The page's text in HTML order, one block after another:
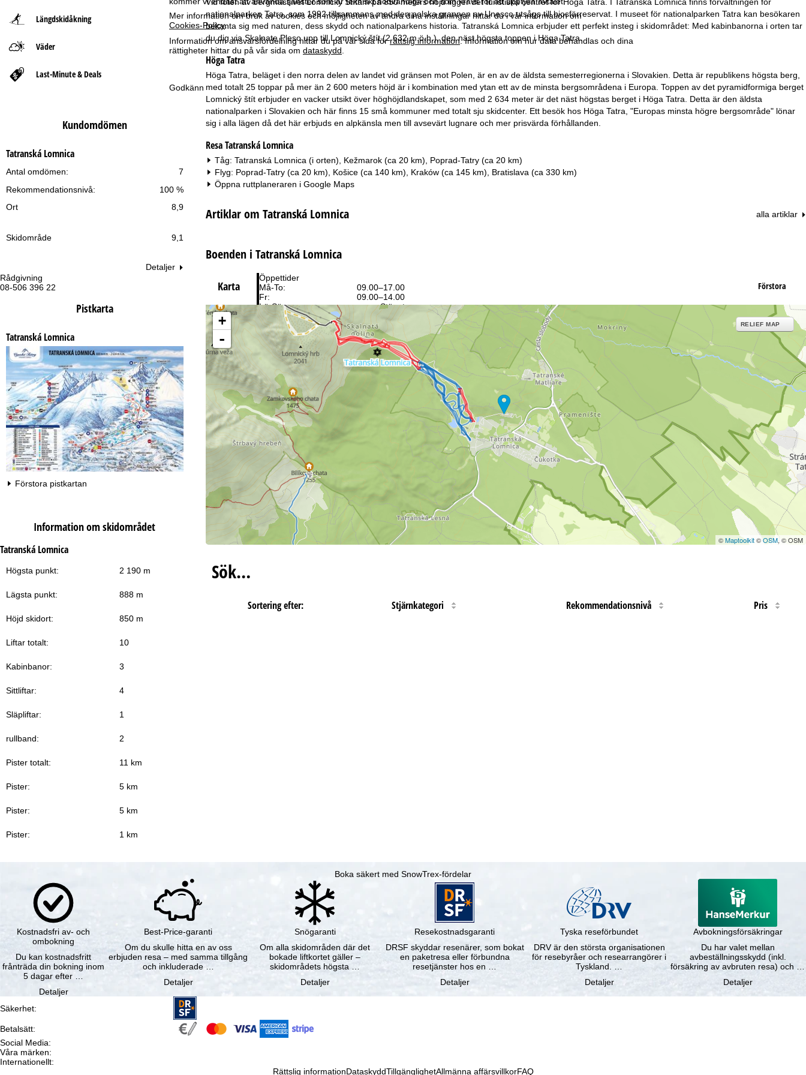
Mer information om bruk av cookies och möjligheten av ändra dina inställningar hittar du i vår information om
Cookies-Policy.
Information om ansvarsfördelning hittar du på vår sida förrättslig information. Information om hur data behandlas och dina
rättigheter hittar du på vår sida om dataskydd
Godkänn
Rådgivning
08-506 396 22
Öppettider
Må-To:
09.00–17.00
Fr:
09.00–14.00
Lö-Sö:
Stängt
Till kontaktsidan
Rådgivning
Längdskidåkning
Väder
Last-Minute & Deals
Kundomdömen
Tatranská Lomnica
7
Antal omdömen:
100 %
Rekommendationsnivå:
Ort
8,9
Skidområde 9,1
Detaljer
Pistkarta
Tatranská Lomnica
Förstora pistkartan
Information om skidområdet
Tatranská Lomnica
Högsta punkt: 2 190 m
Lägsta punkt: 888 m
Höjd skidort: 850 m
Liftar totalt: 10
Kabinbanor: 3
Sittliftar: 4
Släpliftar: 1
rullband: 2
Pister totalt: 11 km
Pister: 5 km
Pister: 5 km
Pister: 1 km
t
s
i
d
a
nationalparken Tatra, som 1992 tillsammans med den polska grannen av Unesco utsågs till biosfärreservat. I museet för nationalparken Tatra kan besökaren
bekanta sig med naturen, dess skydd och nationalparkens historia. Tatranská Lomnica erbjuder ett perfekt insteg i skidområdet: Med kabinbanorna i orten tar
du dig via Skalnate Pleso upp till Lomnický štít (2 632 m.ö.h.), den näst högsta toppen i Höga Tatra.
Höga Tatra
Höga Tatra, beläget i den norra delen av landet vid gränsen mot Polen, är en av de äldsta semesterregionerna i Slovakien. Detta är republikens högsta berg,
med totalt 25 toppar på mer än 2 600 meters höjd är i kombination med ytan ett av de minsta bergsområdena i Europa. Toppen av det pyramidformiga berget
Lomnický štít erbjuder en vacker utsikt över höghöjdlandskapet, som med 2 634 meter är det näst högstas berget i Höga Tatra. Detta är den äldsta
nationalparken i Slovakien och här finns 15 små kommuner med totalt sju skidcenter. Ett besök hos Höga Tatra, "Europas minsta högre bergsområde" lönar
sig i alla lägen då det här erbjuds en alpkänsla men till avsevärt lugnare och mer prisvärda förhållanden.
Resa Tatranská Lomnica
Tåg: Tatranská Lomnica (i orten), Kežmarok (ca 20 km), Poprad-Tatry (ca 20 km)
Flyg: Poprad-Tatry (ca 20 km), Košice (ca 140 km), Kraków (ca 145 km), Bratislava (ca 330 km)
Öppna ruttplaneraren i Google Maps
Artiklar om Tatranská Lomnica alla artiklar
Boenden i Tatranská Lomnica
Karta Förstora
+
-
RELIEF MAP
©Maptoolkit©OSM, © OSM
Sök…
Sortering efter: Stjärnkategori Rekommendationsnivå Pris
Boka säkert med SnowTrex-fördelar
Kostnadsfri av- och
ombokning
Du kan kostnadsfritt
frånträda din bokning inom
5 dagar efter …
Detaljer
Best-Price-garanti
Om du skulle hitta en av oss
erbjuden resa – med samma tillgång
och inkluderade …
Detaljer
Snögaranti
Om alla skidområden där det
bokade liftkortet gäller –
skidområdets högsta …
Detaljer
Resekostnadsgaranti
DRSF skyddar resenärer, som bokat
en paketresa eller förbundna
resetjänster hos en …
Detaljer
Tyska reseförbundet
DRV är den största organisationen
för resebyråer och researrangörer i
Detaljer
Avbokningsförsäkringar
Du har valet mellan
avbeställningsskydd (inkl.
försäkring av avbruten resa) och …
Detaljer
Säkerhet:
Betalsätt:
Social Media:
Våra märken:
Internationellt:
Rättslig informationDataskyddTillgänglighetAllmänna affärsvillkorFAQ